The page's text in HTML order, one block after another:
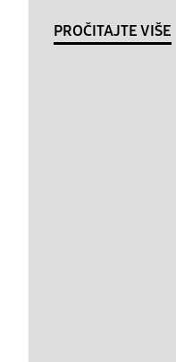
PROČITAJTE VIŠE